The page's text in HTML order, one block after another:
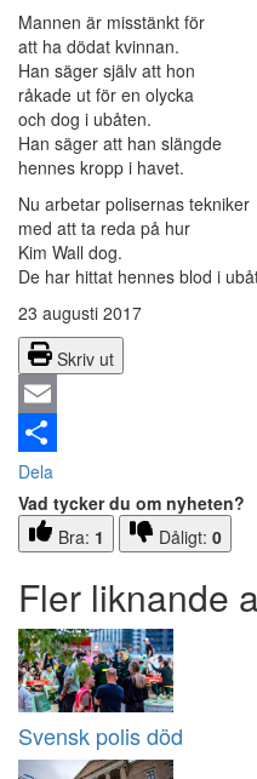
Mannen är misstänkt för
att ha dödat kvinnan.
Han säger själv att hon
råkade ut för en olycka
och dog i ubåten.
Han säger att han slängde
hennes kropp i havet.
Nu arbetar polisernas tekniker
med att ta reda på hur
Kim Wall dog.
De har hittat hennes blod i
23 augusti 2017
Skriv ut
Email
Dela
Vad tycker du om nyheten?
Bra: 1 Dåligt: 0
Fler liknande
Svensk polis död